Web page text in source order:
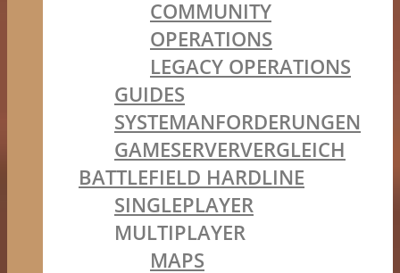
COMMUNITY
OPERATIONS
LEGACY OPERATIONS
GUIDES
SYSTEMANFORDERUNGEN
GAMESERVERVERGLEICH
BATTLEFIELD HARDLINE
SINGLEPLAYER
MULTIPLAYER
MAPS